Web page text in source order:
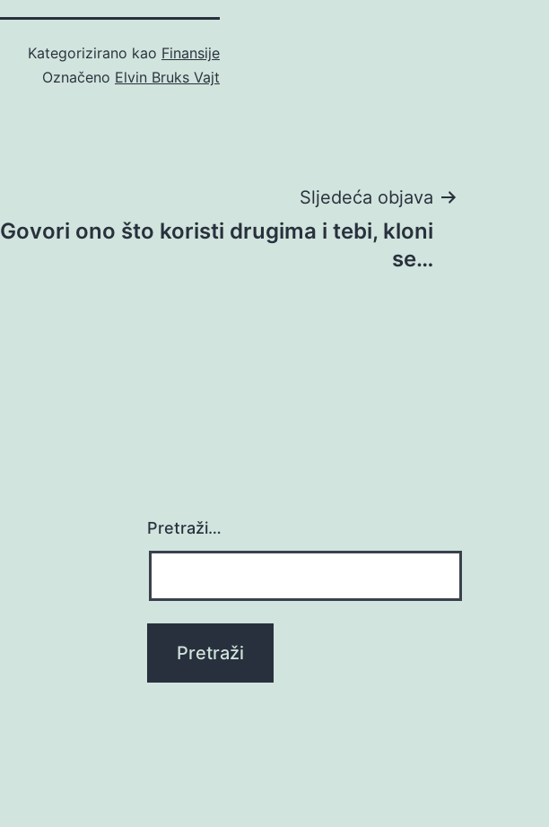
Kategorizirano kao Finansije
Označeno Elvin Bruks Vajt
Sljedeća objava
Govori ono što koristi drugima i tebi, kloni
se…
Pretraži…